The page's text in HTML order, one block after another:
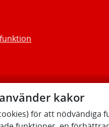
kakor
för att nödvändiga